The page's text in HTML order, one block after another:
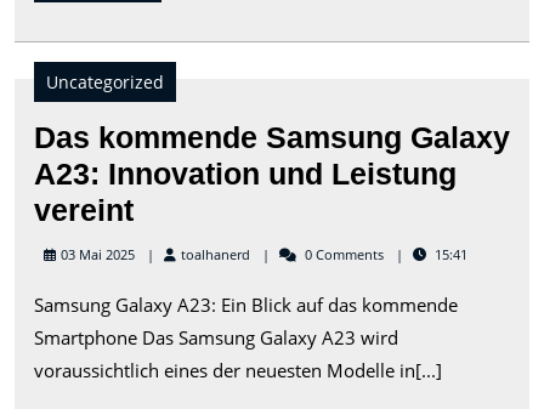
die
neuesten
iPhones
Uncategorized
Das kommende Samsung Galaxy
A23: Innovation und Leistung
vereintDas
kommende
Galaxy
A23:
03 Mai 2025 toalhanerd toalhanerd0 Comments 15:41
Samsung Galaxy A23: Ein Blick auf das kommende
Smartphone Das Samsung Galaxy A23 wird
voraussichtlich eines der neuesten Modelle in[...]